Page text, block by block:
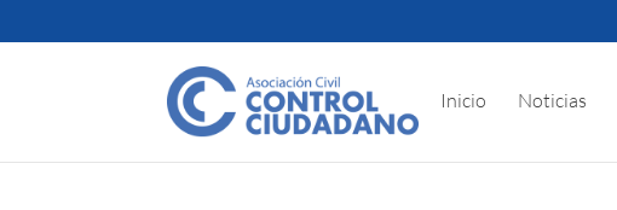
Inicio Noticias